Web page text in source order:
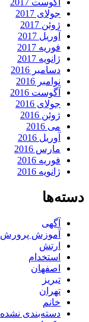
آگوست 2017
جولای 2017
ژوئن 2017
آوریل 2017
فوریه 2017
ژانویه 2017
دسامبر 2016
نوامبر 2016
آگوست 2016
جولای 2016
ژوئن 2016
می 2016
آوریل 2016
مارس 2016
فوریه 2016
ژانویه 2016
دسته‌ها
آگهی
آموزش پرورش
ارتش
استخدام
اصفهان
تبریز
تهران
خانم
دسته‌بندی نشده